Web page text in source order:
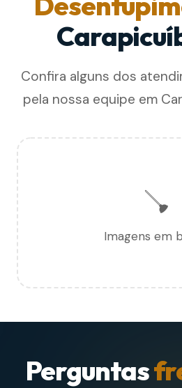
Confira alguns dos
pela nossa equipe em
🪠
Imagens em
Perguntas